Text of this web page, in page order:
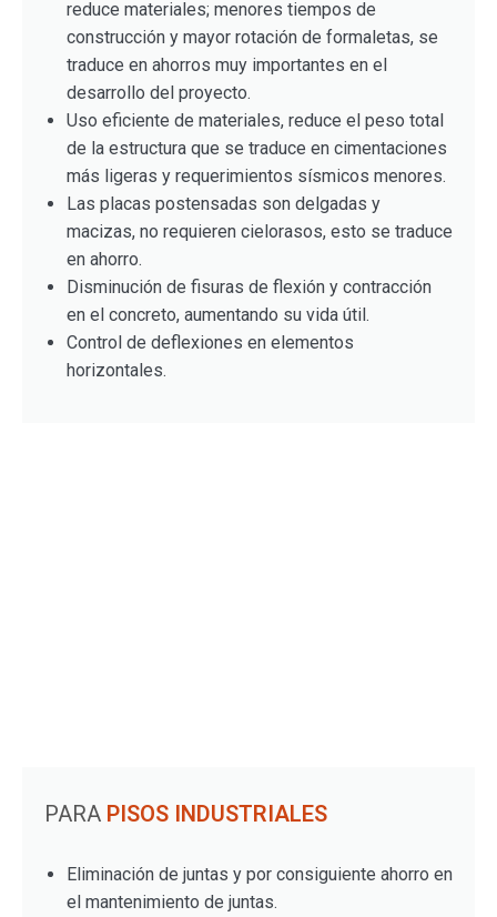
reduce materiales; menores tiempos de
construcción y mayor rotación de formaletas, se
traduce en ahorros muy importantes en el
desarrollo del proyecto.
Uso eficiente de materiales, reduce el peso total
de la estructura que se traduce en cimentaciones
más ligeras y requerimientos sísmicos menores.
Las placas postensadas son delgadas y
macizas, no requieren cielorasos, esto se traduce
en ahorro.
Disminución de fisuras de flexión y contracción
en el concreto, aumentando su vida útil.
Control de deflexiones en elementos
horizontales.
PARA PISOS INDUSTRIALES
Eliminación de juntas y por consiguiente ahorro en
el mantenimiento de juntas.